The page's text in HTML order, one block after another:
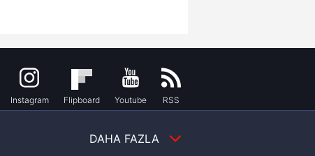
Instagram Flipboard Youtube RSS
DAHA FAZLA